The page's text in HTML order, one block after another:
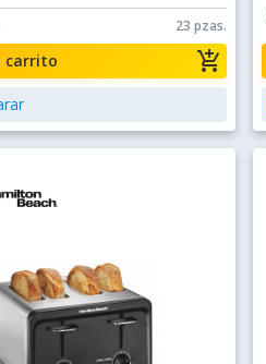
23 pzas.
add_shopping_cart
carrito